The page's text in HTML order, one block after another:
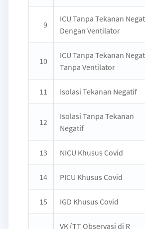
9
ICU Tanpa Tekanan
Dengan Ventilator
10
ICU Tanpa Tekanan
Tanpa Ventilator
11 Isolasi Tekanan Negatif
12
Isolasi Tanpa Tekanan
Negatif
13 NICU Khusus Covid
14 PICU Khusus Covid
15 IGD Khusus Covid
VK (TT Observasi di R